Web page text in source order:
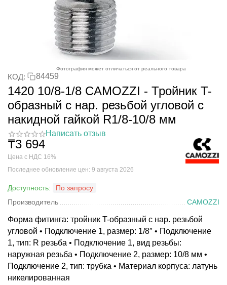
Фотография может отличаться от реального товара
КОД: 84459
1420 10/8-1/8 CAMOZZI - Тройник T-
образный с нар. резьбой угловой с
накидной гайкой R1/8-10/8 мм
Написать отзыв
₸3 694
Цена с НДС 16%
Последнее обновление цен: 9 августа 2026
Доступность:
По запросу
Производитель
CAMOZZI
Форма фитинга: тройник T-образный с нар. резьбой
угловой • Подключение 1, размер: 1/8″ • Подключение
1, тип: R резьба • Подключение 1, вид резьбы:
наружная резьба • Подключение 2, размер: 10/8 мм •
Подключение 2, тип: трубка • Материал корпуса: латунь
никелированная